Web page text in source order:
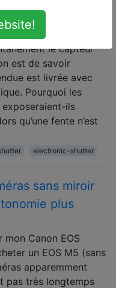
les caméras utilisent-
deux rideaux plutôt
le capteur
est de savoir
est livrée avec
Pourquoi les
ils
qu’une fente n’est
electronic-shutter
sans miroir
plus
mon Canon EOS
un EOS M5 (sans
apparemment
pas très longtemps